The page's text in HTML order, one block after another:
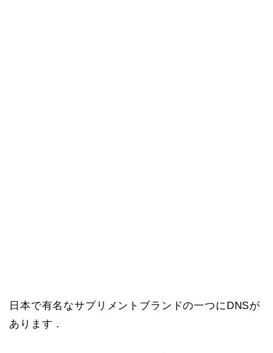
日本で有名なサプリメントブランドの一つにDNSが
あります．